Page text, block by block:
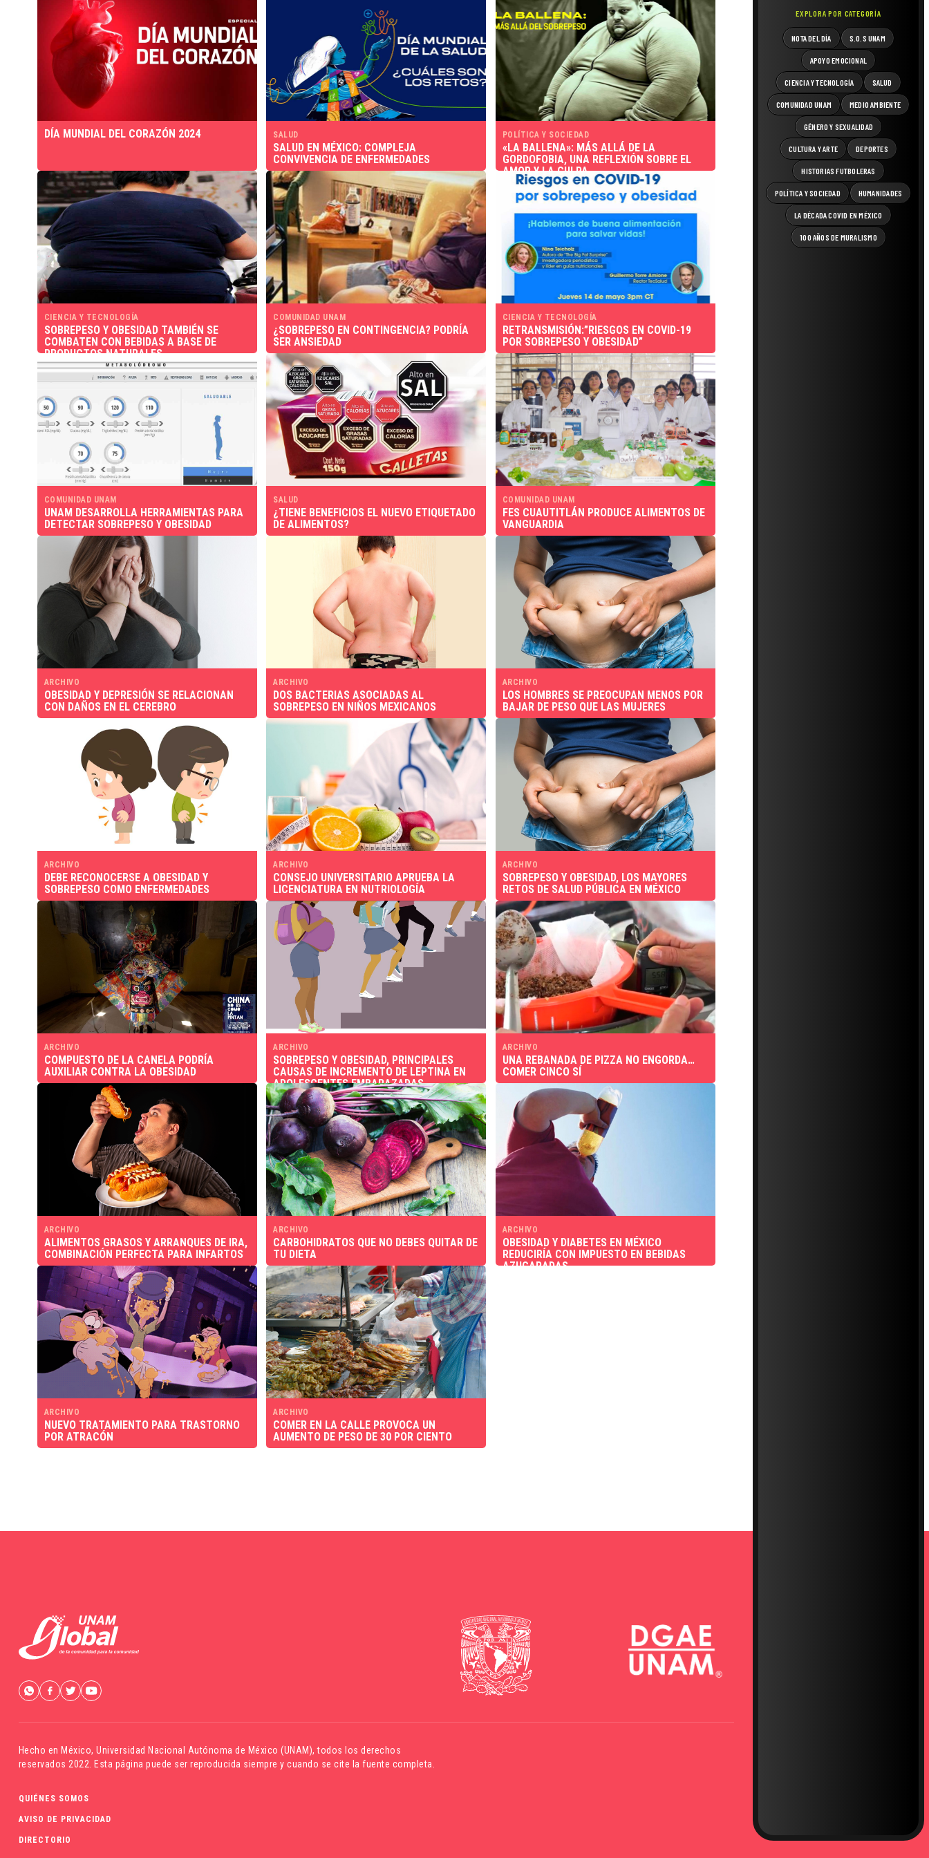
EXPLORA POR CATEGORÍA
NOTA DEL DÍA S.O.S UNAM
APOYO EMOCIONAL
CIENCIA Y TECNOLOGÍA SALUD
COMUNIDAD UNAM MEDIO AMBIENTE
GÉNERO Y SEXUALIDAD
CULTURA Y ARTE DEPORTES
HISTORIAS FUTBOLERAS
POLÍTICA Y SOCIEDAD HUMANIDADES
LA DÉCADA COVID EN MÉXICO
100 AÑOS DE MURALISMO
DÍA MUNDIAL DEL CORAZÓN 2024 SALUD
SALUD EN MÉXICO: COMPLEJA
CONVIVENCIA DE ENFERMEDADES
POLÍTICA Y SOCIEDAD
«LA BALLENA»: MÁS ALLÁ DE LA
GORDOFOBIA, UNA REFLEXIÓN SOBRE EL
AMOR Y LA CULPA
CIENCIA Y TECNOLOGÍA
SOBREPESO Y OBESIDAD TAMBIÉN SE
COMBATEN CON BEBIDAS A BASE DE
PRODUCTOS NATURALES
COMUNIDAD UNAM
¿SOBREPESO EN CONTINGENCIA? PODRÍA
SER ANSIEDAD
CIENCIA Y TECNOLOGÍA
RETRANSMISIÓN:”RIESGOS EN COVID-19
POR SOBREPESO Y OBESIDAD”
COMUNIDAD UNAM
UNAM DESARROLLA HERRAMIENTAS PARA
DETECTAR SOBREPESO Y OBESIDAD
SALUD
¿TIENE BENEFICIOS EL NUEVO ETIQUETADO
DE ALIMENTOS?
COMUNIDAD UNAM
FES CUAUTITLÁN PRODUCE ALIMENTOS DE
VANGUARDIA
ARCHIVO
OBESIDAD Y DEPRESIÓN SE RELACIONAN
CON DAÑOS EN EL CEREBRO
ARCHIVO
DOS BACTERIAS ASOCIADAS AL
SOBREPESO EN NIÑOS MEXICANOS
ARCHIVO
LOS HOMBRES SE PREOCUPAN MENOS POR
BAJAR DE PESO QUE LAS MUJERES
ARCHIVO
DEBE RECONOCERSE A OBESIDAD Y
SOBREPESO COMO ENFERMEDADES
ARCHIVO
CONSEJO UNIVERSITARIO APRUEBA LA
LICENCIATURA EN NUTRIOLOGÍA
ARCHIVO
SOBREPESO Y OBESIDAD, LOS MAYORES
RETOS DE SALUD PÚBLICA EN MÉXICO
ARCHIVO
COMPUESTO DE LA CANELA PODRÍA
AUXILIAR CONTRA LA OBESIDAD
ARCHIVO
SOBREPESO Y OBESIDAD, PRINCIPALES
CAUSAS DE INCREMENTO DE LEPTINA EN
ADOLESCENTES EMBARAZADAS
ARCHIVO
UNA REBANADA DE PIZZA NO ENGORDA…
COMER CINCO SÍ
ARCHIVO
ALIMENTOS GRASOS Y ARRANQUES DE IRA,
COMBINACIÓN PERFECTA PARA INFARTOS
ARCHIVO
CARBOHIDRATOS QUE NO DEBES QUITAR DE
TU DIETA
ARCHIVO
OBESIDAD Y DIABETES EN MÉXICO
REDUCIRÍA CON IMPUESTO EN BEBIDAS
AZUCARADAS
ARCHIVO
NUEVO TRATAMIENTO PARA TRASTORNO
POR ATRACÓN
ARCHIVO
COMER EN LA CALLE PROVOCA UN
AUMENTO DE PESO DE 30 POR CIENTO
Hecho en México,Universidad Nacional Autónoma de México (UNAM), todos los derechos
reservados 2022. Esta página puede ser reproducida siempre y cuando se cite la fuente completa.
QUIÉNES SOMOS
AVISO DE PRIVACIDAD
DIRECTORIO